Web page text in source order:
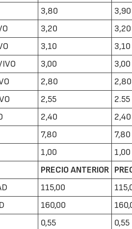
3,80
3,90
3,20
3,20
3,10
3,10
3,00
3,00
2,80
2,80
2,55
2.55
2,40
2,40
7,80
7,80
1,00
1,00
PRECIO ANTERIOR
115,00
160,00
0,55
0,55
22/07/2026